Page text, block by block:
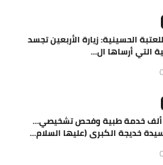
الحسينية: زيارة الأربعين تجسد
التي أرساها ال...
من (37) ألف خدمة طبية وفحص تشخيصي…
خديجة الكبرى (عليها السلام...